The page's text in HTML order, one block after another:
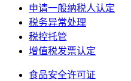
申请一般纳税人认定
税务异常处理
税控托管
增值税发票认定
食品安全许可证